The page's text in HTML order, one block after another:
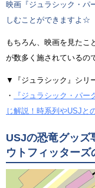
映画『ジュラシック・パ
しむことができますよ☆
もちろん、映画を見たこ
が数多く施されているの
▼『ジュラシック』シリ
・
『ジュラシック・パ
じ解説！時系列やUSJと
USJの恐竜グッズ
ウトフィッターズ